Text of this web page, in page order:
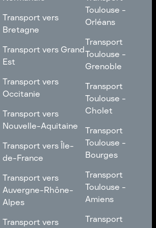
Transport vers
Normandie
Transport vers
Bretagne
Transport vers
Bretagne
Transport vers Grand
Est
Transport vers Grand
Est
Transport vers
Occitanie
Transport vers
Occitanie
Transport vers
Nouvelle-Aquitaine
Transport vers
Nouvelle-Aquitaine
Transport vers Île-
de-France
Transport vers Île-
de-France
Transport vers
Auvergne-Rhône-
Alpes
Transport vers
Transport vers
Toulouse -
Poitiers
Toulouse -
Orléans
Transport
Toulouse -
Orléans
Transport
Toulouse -
Grenoble
Transport
Toulouse -
Grenoble
Transport
Toulouse -
Cholet
Transport
Toulouse -
Cholet
Transport
Toulouse -
Bourges
Transport
Toulouse -
Bourges
Transport
Toulouse -
Amiens
Transport
Transport